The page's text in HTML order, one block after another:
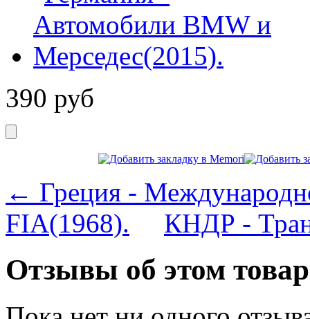
390 руб
← Греция -
FIA(1968).
КНДР -
Отзывы об этом